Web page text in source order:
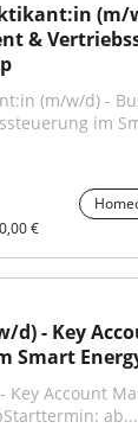
(m/
&
(m/w/d) -
im
€
d) - Key
Smart
Account
ab...